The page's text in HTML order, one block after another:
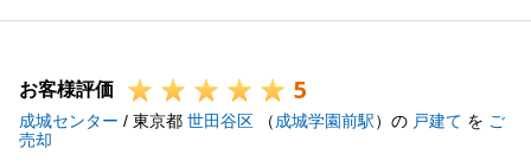
命ください。
閉じる
お客様評価 5
成城センター / 東京都 世田谷区 （成城学園前駅）の 戸建て を ご
売却